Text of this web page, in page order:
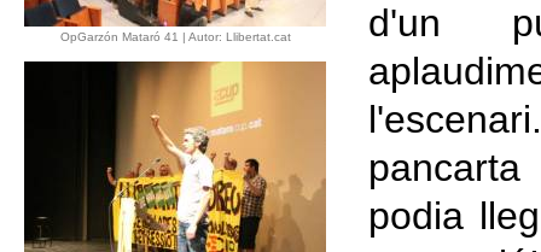
OpGarzón Mataró 41 | Autor: Llibertat.cat
d'un
podia